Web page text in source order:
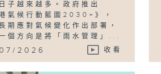
子越來越多。政府推出
港氣候行動藍圖2030+》，
期應對氣候變化作出部署，
個方向是將「雨水管理」...
2026 收看